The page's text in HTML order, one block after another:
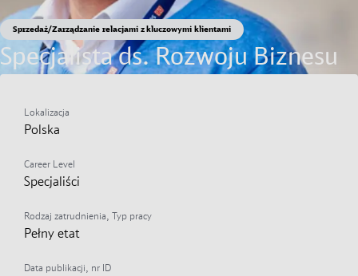
Sprzedaż/Zarządzanie relacjami z kluczowymi klientami
Specjalista ds. Rozwoju Biznesu
Aplikuj teraz
Lokalizacja
Polska
Career Level
Specjaliści
Rodzaj zatrudnienia, Typ pracy
Pełny etat
Data publikacji, nr ID